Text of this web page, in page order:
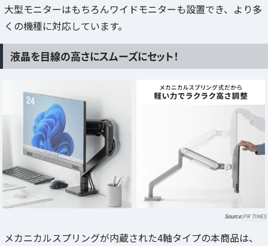
大型モニターはもちろんワイドモニターも設置でき、より多
くの機種に対応しています。
液晶を目線の高さにスムーズにセット！
PR TIMES
メカニカルスプリングが内蔵された4軸タイプの本商品は、